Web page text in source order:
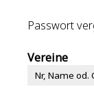
Passwort
Vereine